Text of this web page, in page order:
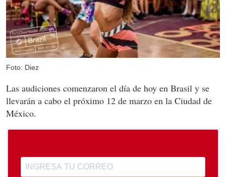
Foto: Diez
Las audiciones comenzaron el día de hoy en Brasil y se
llevarán a cabo el próximo 12 de marzo en la Ciudad de
México.